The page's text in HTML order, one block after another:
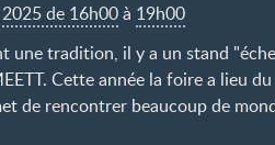
de 16h00à 19h00
une tradition, il y a un stand
Cette année la foire a lieu
de rencontrer beaucoup de